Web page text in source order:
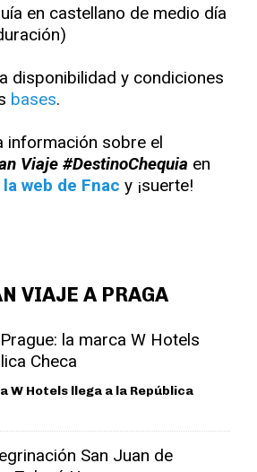
en castellano de medio día
disponibilidad y condiciones
bases.
información sobre el
Viaje #DestinoChequia en
web de Fnac y ¡suerte!
VIAJE A PRAGA
W Hotels llega a la República